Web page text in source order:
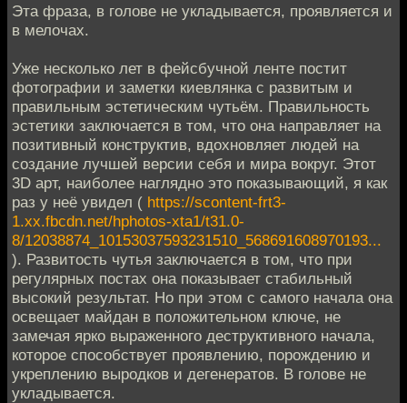
Эта фраза, в голове не укладывается, проявляется и
в мелочах.
Уже несколько лет в фейсбучной ленте постит
фотографии и заметки киевлянка с развитым и
правильным эстетическим чутьём. Правильность
эстетики заключается в том, что она направляет на
позитивный конструктив, вдохновляет людей на
создание лучшей версии себя и мира вокруг. Этот
3D арт, наиболее наглядно это показывающий, я как
раз у неё увидел ( https://scontent-frt3-
1.xx.fbcdn.net/hphotos-xta1/t31.0-
8/12038874_10153037593231510_568691608970193...
). Развитость чутья заключается в том, что при
регулярных постах она показывает стабильный
высокий результат. Но при этом с самого начала она
освещает майдан в положительном ключе, не
замечая ярко выраженного деструктивного начала,
которое способствует проявлению, порождению и
укреплению выродков и дегенератов. В голове не
укладывается.